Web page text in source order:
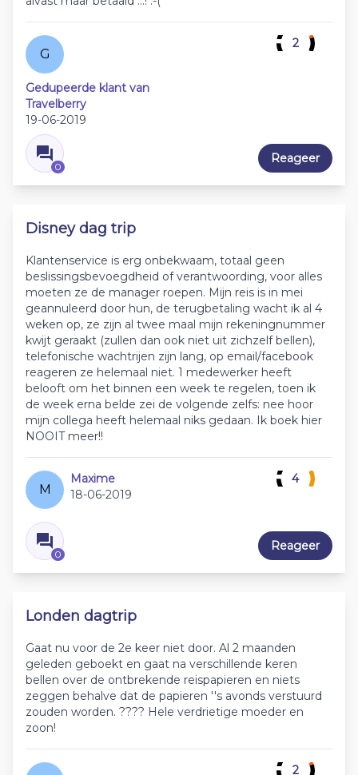
G
Gedupeerde klant van
Travelberry
19-06-2019
0
2
Reageer
Disney dag trip
Klantenservice is erg onbekwaam, totaal geen
beslissingsbevoegdheid of verantwoording, voor alles
moeten ze de manager roepen. Mijn reis is in mei
geannuleerd door hun, de terugbetaling wacht ik al 4
weken op, ze zijn al twee maal mijn rekeningnummer
kwijt geraakt (zullen dan ook niet uit zichzelf bellen),
telefonische wachtrijen zijn lang, op email/facebook
reageren ze helemaal niet. 1 medewerker heeft
belooft om het binnen een week te regelen, toen ik
de week erna belde zei de volgende zelfs: nee hoor
mijn collega heeft helemaal niks gedaan. Ik boek hier
NOOIT meer!!
M
Maxime
18-06-2019
0
4
Reageer
Londen dagtrip
Gaat nu voor de 2e keer niet door. Al 2 maanden
geleden geboekt en gaat na verschillende keren
bellen over de ontbrekende reispapieren en niets
zeggen behalve dat de papieren ''s avonds verstuurd
zouden worden. ???? Hele verdrietige moeder en
zoon!
2